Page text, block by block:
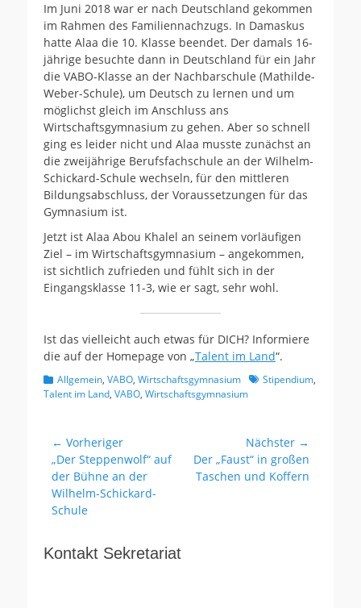
Im Juni 2018 war er nach Deutschland gekommen
im Rahmen des Familiennachzugs. In Damaskus
hatte Alaa die 10. Klasse beendet. Der damals 16-
jährige besuchte dann in Deutschland für ein Jahr
die VABO-Klasse an der Nachbarschule (Mathilde-
Weber-Schule), um Deutsch zu lernen und um
möglichst gleich im Anschluss ans
Wirtschaftsgymnasium zu gehen. Aber so schnell
ging es leider nicht und Alaa musste zunächst an
die zweijährige Berufsfachschule an der Wilhelm-
Schickard-Schule wechseln, für den mittleren
Bildungsabschluss, der Voraussetzungen für das
Gymnasium ist.
Jetzt ist Alaa Abou Khalel an seinem vorläufigen
Ziel – im Wirtschaftsgymnasium – angekommen,
ist sichtlich zufrieden und fühlt sich in der
Eingangsklasse 11-3, wie er sagt, sehr wohl.
Ist das vielleicht auch etwas für DICH? Informiere
die auf der Homepage von „Talent im Land“.
Kategorien
Allgemein, VABO, Wirtschaftsgymnasium Schlagworte
Stipendium,
Talent im Land, VABO, Wirtschaftsgymnasium
Beitragsnavigation
← Vorheriger
Vorheriger
Beitrag:
„Der Steppenwolf“ auf
der Bühne an der
Wilhelm-Schickard-
Schule
Nächster →
Nächster
Beitrag:
Der „Faust“ in großen
Taschen und Koffern
Kontakt Sekretariat